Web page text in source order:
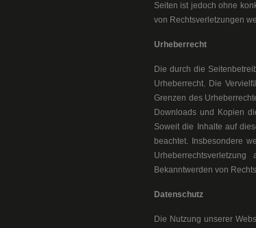
Seiten ist jedoch ohne
von Rechtsverletzungen
Urheberrecht
Die durch die
Urheberrecht. Die
Grenzen des
Downloads und Kopien
Soweit die Inhalte auf
beachtet. Insbesondere
Bekanntwerden von
Datenschutz
Die Nutzung unserer